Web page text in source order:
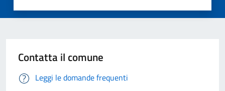
Contatta il comune
Leggi le domande frequenti